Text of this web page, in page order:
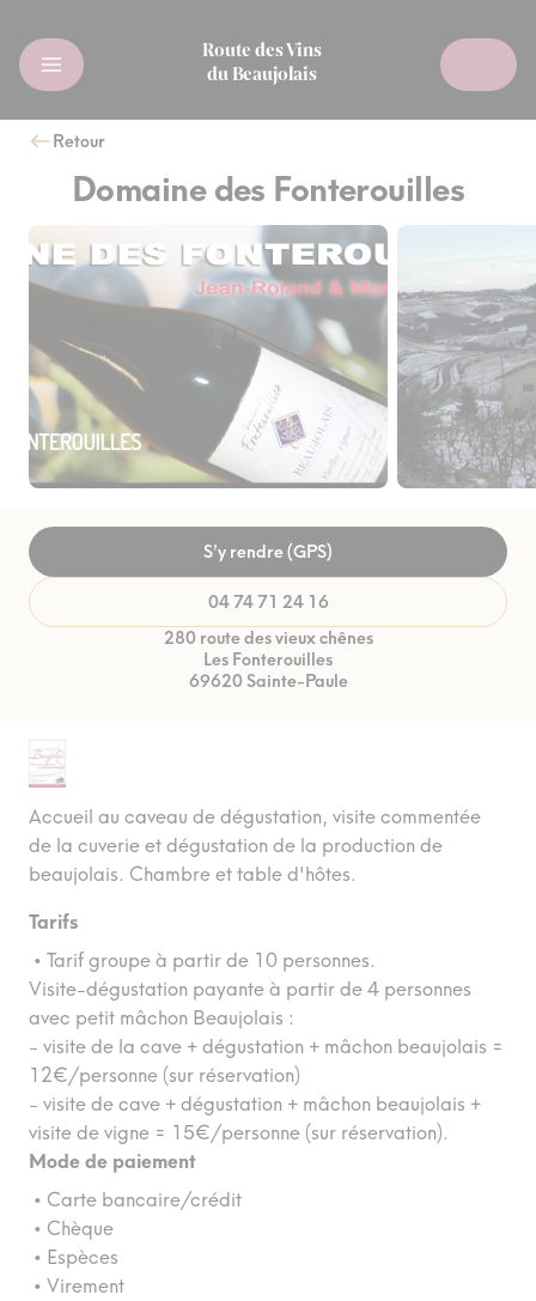
Route des Vins
du Beaujolais
Retour
Domaine des Fonterouilles
S’y rendre (GPS)
04 74 71 24 16
280 route des vieux chênes
Les Fonterouilles
69620 Sainte-Paule
Accueil au caveau de dégustation, visite commentée
de la cuverie et dégustation de la production de
beaujolais. Chambre et table d'hôtes.
Tarifs
• Tarif groupe à partir de 10 personnes.
Visite-dégustation payante à partir de 4 personnes
avec petit mâchon Beaujolais :
- visite de la cave + dégustation + mâchon beaujolais =
12€/personne (sur réservation)
- visite de cave + dégustation + mâchon beaujolais +
visite de vigne = 15€/personne (sur réservation).
Mode de paiement
• Carte bancaire/crédit
• Chèque
• Espèces
• Virement